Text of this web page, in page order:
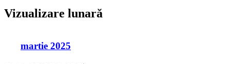
Vizualizare lunară
martie 2025